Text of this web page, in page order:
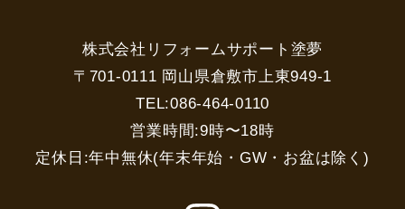
株式会社リフォームサポート塗夢
〒701-0111 岡山県倉敷市上東949-1
TEL:086-464-0110
営業時間:9時〜18時
定休日:年中無休(年末年始・GW・お盆は除く)